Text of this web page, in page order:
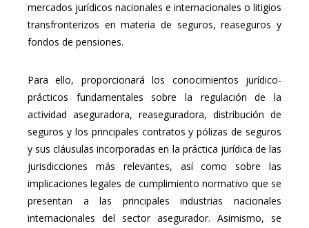
mercados jurídicos nacionales e internacionales o litigios
transfronterizos en materia de seguros, reaseguros y
fondos de pensiones.
Para ello, proporcionará los conocimientos jurídico-
prácticos fundamentales sobre la regulación de la
actividad aseguradora, reaseguradora, distribución de
seguros y los principales contratos y pólizas de seguros
y sus cláusulas incorporadas en la práctica jurídica de las
jurisdicciones más relevantes, así como sobre las
implicaciones legales de cumplimiento normativo que se
presentan a las principales industrias nacionales
internacionales del sector asegurador. Asimismo, se